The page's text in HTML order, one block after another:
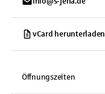
vCard herunterladen
Öffnungszeiten